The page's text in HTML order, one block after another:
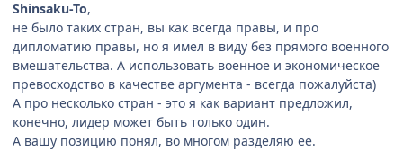
Shinsaku-To,
не было таких стран, вы как всегда правы, и про
дипломатию правы, но я имел в виду без прямого военного
вмешательства. А использовать военное и экономическое
превосходство в качестве аргумента - всегда пожалуйста)
А про несколько стран - это я как вариант предложил,
конечно, лидер может быть только один.
А вашу позицию понял, во многом разделяю ее.